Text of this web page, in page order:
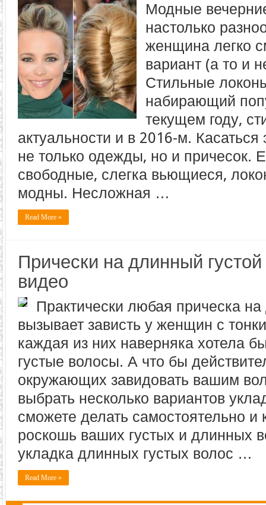
Модные
настолько
женщина легко
вариант (а то и
Стильные
набирающий
текущем году,
актуальности и в 2016-м. Касаться
не только одежды, но и причесок.
свободные, слегка вьющиеся,
модны. Несложная …
Read More »
Прически на длинный
видео
Практически любая прическа
вызывает зависть у женщин с
каждая из них наверняка хотела
густые волосы. А что бы
окружающих завидовать вашим
выбрать несколько вариантов
сможете делать самостоятельно и
роскошь ваших густых и длинных
укладка длинных густых волос …
Read More »